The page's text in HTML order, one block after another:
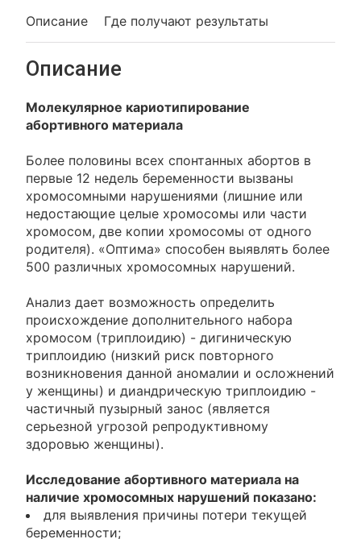
Описание Где получают результаты
Описание
Молекулярное кариотипирование
абортивного материала
Более половины всех спонтанных абортов в
первые 12 недель беременности вызваны
хромосомными нарушениями (лишние или
недостающие целые хромосомы или части
хромосом, две копии хромосомы от одного
родителя). «Оптима» способен выявлять более
500 различных хромосомных нарушений.
Анализ дает возможность определить
происхождение дополнительного набора
хромосом (триплоидию) - дигиническую
триплоидию (низкий риск повторного
возникновения данной аномалии и осложнений
у женщины) и диандрическую триплоидию -
частичный пузырный занос (является
серьезной угрозой репродуктивному
здоровью женщины).
Исследование абортивного материала на
наличие хромосомных нарушений показано:
для выявления причины потери текущей
беременности;